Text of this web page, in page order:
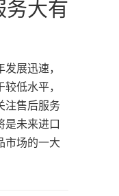
务大有
展迅速，
低水平，
注售后服务
是未来进口
市场的一大